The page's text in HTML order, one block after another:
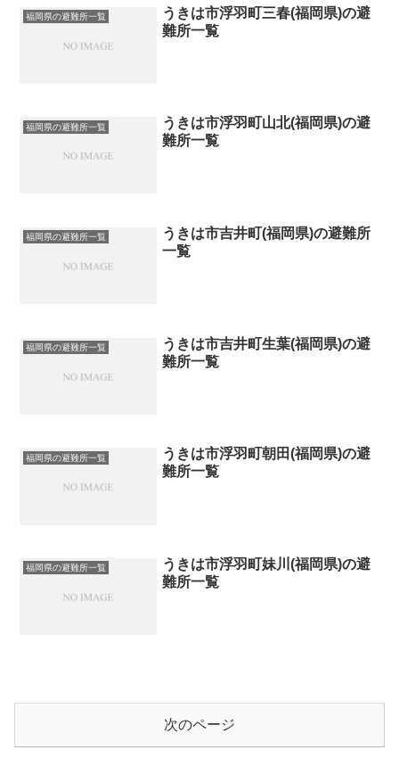
福岡県の避難所一覧
うきは市浮羽町三春(福岡県)の避
難所一覧
福岡県の避難所一覧
うきは市浮羽町山北(福岡県)の避
難所一覧
福岡県の避難所一覧
うきは市吉井町(福岡県)の避難所
一覧
福岡県の避難所一覧
うきは市吉井町生葉(福岡県)の避
難所一覧
福岡県の避難所一覧
うきは市浮羽町朝田(福岡県)の避
難所一覧
福岡県の避難所一覧
うきは市浮羽町妹川(福岡県)の避
難所一覧
次のページ